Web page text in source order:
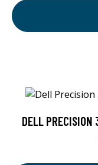
DELL PRECISION